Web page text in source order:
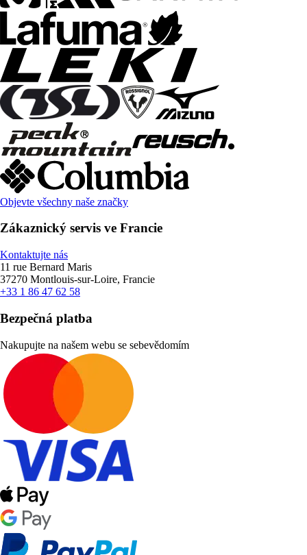
Objevte všechny naše značky
Zákaznický servis ve Francie
Kontaktujte nás
11 rue Bernard Maris
37270 Montlouis-sur-Loire, Francie
+33 1 86 47 62 58
Bezpečná platba
Nakupujte na našem webu se sebevědomím